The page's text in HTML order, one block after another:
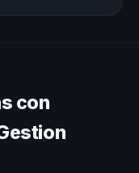
con